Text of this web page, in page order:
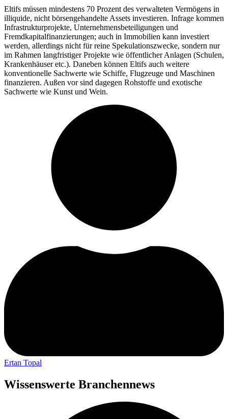
Eltifs müssen mindestens 70 Prozent des verwalteten Vermögens in
illiquide, nicht börsengehandelte Assets investieren. Infrage kommen
Infrastrukturprojekte, Unternehmensbeteiligungen und
Fremdkapitalfinanzierungen; auch in Immobilien kann investiert
werden, allerdings nicht für reine Spekulationszwecke, sondern nur
im Rahmen langfristiger Projekte wie öffentlicher Anlagen (Schulen,
Krankenhäuser etc.). Daneben können Eltifs auch weitere
konventionelle Sachwerte wie Schiffe, Flugzeuge und Maschinen
finanzieren. Außen vor sind dagegen Rohstoffe und exotische
Sachwerte wie Kunst und Wein.
Ertan Topal
Wissenswerte Branchennews